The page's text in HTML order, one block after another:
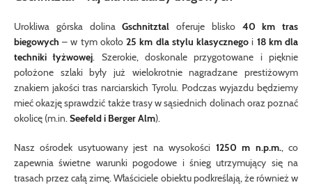
Urokliwa górska dolinaGschnitztal oferuje blisko 40 km tras
biegowych – w tym około25 km dla stylu klasycznego i 18 km dla
techniki łyżwowej. Szerokie, doskonale przygotowane i pięknie
położone szlaki były już wielokrotnie nagradzane prestiżowym
znakiem jakości tras narciarskich Tyrolu. Podczas wyjazdu będziemy
mieć okazję sprawdzić także trasy w sąsiednich dolinach oraz poznać
okolicę (m.in.Seefeld i Berger Alm).
Nasz ośrodek usytuowany jest na wysokości 1250 m n.p.m., co
zapewnia świetne warunki pogodowe i śnieg utrzymujący się na
trasach przez całą zimę. Właściciele obiektu podkreślają, że również w